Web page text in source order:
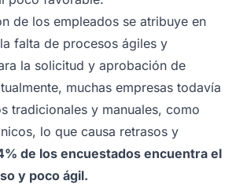
de los empleados se atribuye en
falta de procesos ágiles y
la solicitud y aprobación de
muchas empresas todavía
tradicionales y manuales, como
lo que causa retrasos y
de los encuestados encuentra el
y poco ágil.